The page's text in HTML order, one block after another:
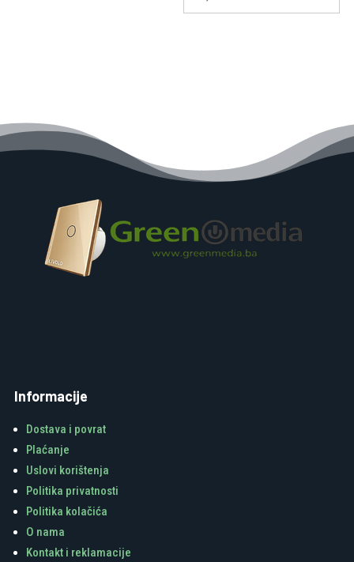
Informacije
Dostava i povrat
Plaćanje
Uslovi korištenja
Politika privatnosti
Politika kolačića
O nama
Kontakt i reklamacije